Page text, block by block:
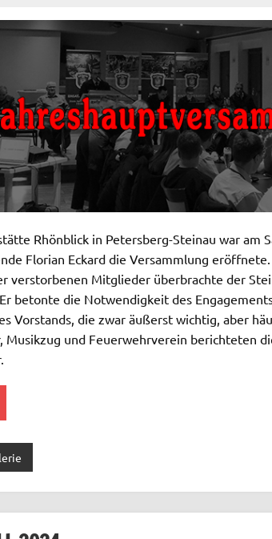
Rhönblick in Petersberg-Steinau war
Florian Eckard die Versammlung
verstorbenen Mitglieder überbrachte der
betonte die Notwendigkeit des
Vorstands, die zwar äußerst wichtig, aber
Musikzug und Feuerwehrverein berichteten